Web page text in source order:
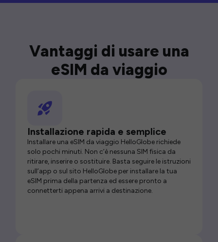
Vantaggi di usare una
eSIM da viaggio
Installazione rapida e semplice
Installare una eSIM da viaggio HelloGlobe richiede
solo pochi minuti. Non c’è nessuna SIM fisica da
ritirare, inserire o sostituire. Basta seguire le istruzioni
sull’app o sul sito HelloGlobe per installare la tua
eSIM prima della partenza ed essere pronto a
connetterti appena arrivi a destinazione.